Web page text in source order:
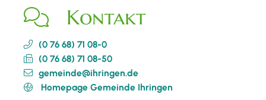
Kontakt
(0 76 68) 71 08-0
(0 76 68) 71 08-50
gemeinde@ihringen.de
Homepage Gemeinde Ihringen